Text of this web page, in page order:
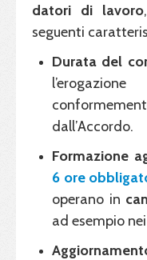
datori di lavoro
seguenti
Durata del
dall’Accordo.
Formazione
6 ore
operano in
ad esempio